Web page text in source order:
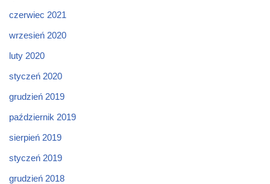
czerwiec 2021
wrzesień 2020
luty 2020
styczeń 2020
grudzień 2019
październik 2019
sierpień 2019
styczeń 2019
grudzień 2018